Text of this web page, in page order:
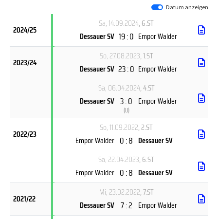
Datum anzeigen
2024/25
Sa, 14.09.2024, 6.ST
Dessauer SV 19 : 0 Empor Walder
2023/24
So, 27.08.2023, 1.ST
Dessauer SV 23 : 0 Empor Walder
Sa, 06.04.2024, 4.ST
Dessauer SV 3 : 0
(U)
Empor Walder
2022/23
So, 11.09.2022, 2.ST
Empor Walder 0 : 8 Dessauer SV
Sa, 22.04.2023, 6.ST
Empor Walder 0 : 8 Dessauer SV
2021/22
Mi, 23.02.2022, 7.ST
Dessauer SV 7 : 2 Empor Walder